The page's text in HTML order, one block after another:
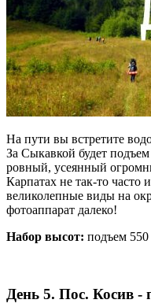
На пути вы встретите
За Сыкавкой будет подъем
ровный, усеянный
Карпатах не так-то часто
великолепные виды на
фотоаппарат далеко!
Набор высот: подъем
День 5. Пос. Косив